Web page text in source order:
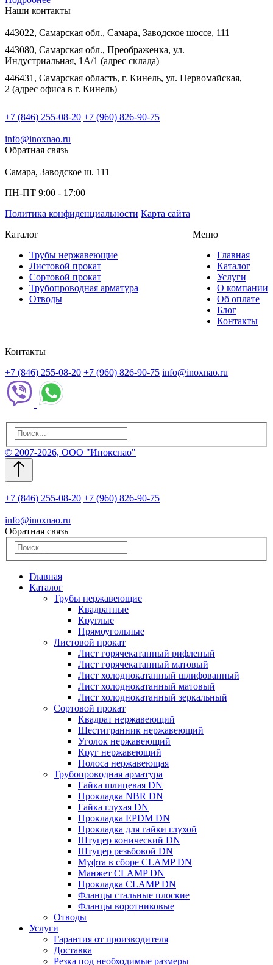
Наши контакты
443022, Самарская обл., Самара, Заводское шоссе, 111
443080, Самарская обл., Преображенка, ул.
Индустриальная, 1А/1 (адрес склада)
446431, Самарская область, г. Кинель, ул. Первомайская,
2 (адрес офиса в г. Кинель)
+7 (846) 255-08-20 +7 (960) 826-90-75
info@inoxnao.ru
Обратная связь
Самара, Заводское ш. 111
ПН-ПТ 9:00 - 17:00
Политика конфиденциальности Карта сайта
Каталог
Трубы нержавеющие
Листовой прокат
Сортовой прокат
Трубопроводная арматура
Отводы
Меню
Главная
Каталог
Услуги
О компании
Об оплате
Блог
Контакты
Контакты
+7 (846) 255-08-20 +7 (960) 826-90-75 info@inoxnao.ru
© 2007-2026, ООО "Инокснао"
+7 (846) 255-08-20 +7 (960) 826-90-75
info@inoxnao.ru
Обратная связь
Главная
Каталог
Трубы нержавеющие
Квадратные
Круглые
Прямоугольные
Листовой прокат
Лист горячекатанный рифленый
Лист горячекатанный матовый
Лист холоднокатанный шлифованный
Лист холоднокатанный матовый
Лист холоднокатанный зеркальный
Сортовой прокат
Квадрат нержавеющий
Шестигранник нержавеющий
Уголок нержавеющий
Круг нержавеющий
Полоса нержавеющая
Трубопроводная арматура
Гайка шлицевая DN
Прокладка NBR DN
Гайка глухая DN
Прокладка EPDM DN
Прокладка для гайки глухой
Штуцер конический DN
Штуцер резьбовой DN
Муфта в сборе CLAMP DN
Манжет CLAMP DN
Прокладка CLAMP DN
Фланцы стальные плоские
Фланцы воротниковые
Отводы
Услуги
Гарантия от производителя
Доставка
Резка под необходимые размеры